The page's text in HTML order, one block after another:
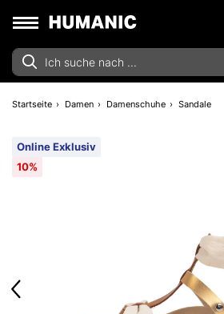
Startseite Damen Damenschuhe Sandale
Online Exklusiv
10%